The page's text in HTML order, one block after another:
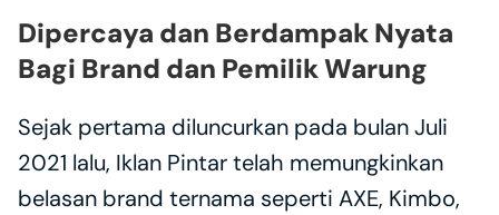
Dipercaya dan Berdampak Nyata
Bagi Brand dan Pemilik Warung
Sejak pertama diluncurkan pada bulan Juli
2021 lalu, Iklan Pintar telah memungkinkan
belasan brand ternama seperti AXE, Kimbo,